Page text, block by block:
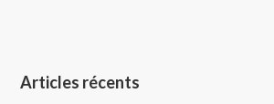
Articles récents